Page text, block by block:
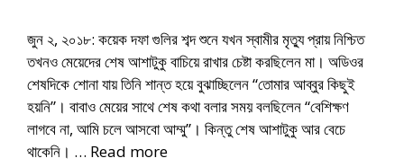
জুন ২, ২০১৮: কয়েক দফা গুলির শব্দ শুনে যখন স্বামীর মৃত্যু প্রায় নিশ্চিত
তখনও মেয়েদের শেষ আশাটুকু বাচিয়ে রাখার চেষ্টা করছিলেন মা। অডিওর
শেষদিকে শোনা যায় তিনি শান্ত হয়ে বুঝাচ্ছিলেন “তোমার আব্বুর কিছুই
হয়নি”। বাবাও মেয়ের সাথে শেষ কথা বলার সময় বলছিলেন “বেশিক্ষণ
লাগবে না, আমি চলে আসবো আম্মু”। কিন্তু শেষ আশাটুকু আর বেচে
থাকেনি। … Read more